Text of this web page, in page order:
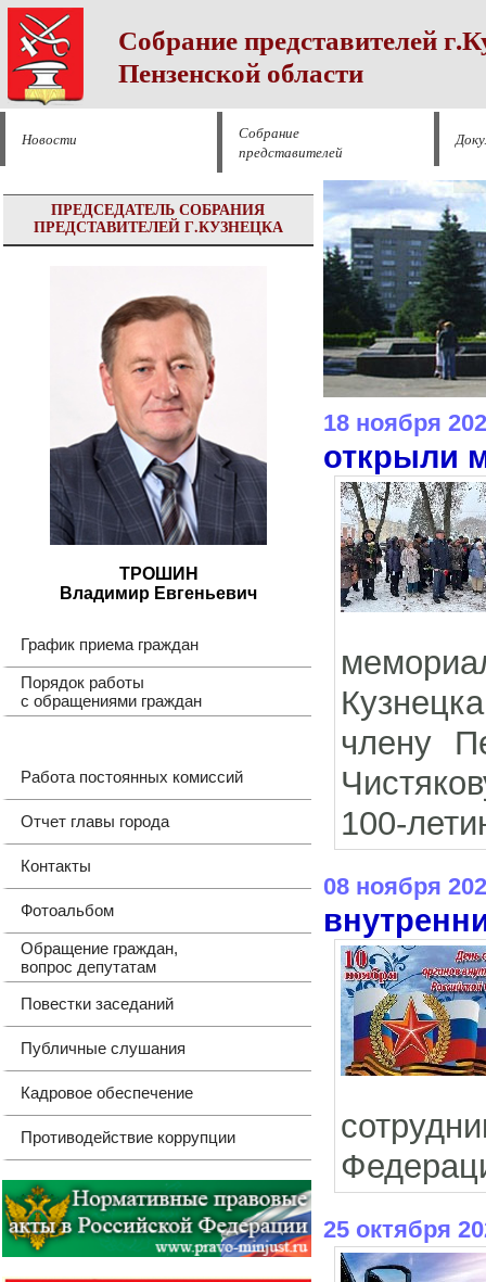
Собрание представителей
Пензенской области
Новости
Собрание
представителей
ПРЕДСЕДАТЕЛЬ СОБРАНИЯ
ПРЕДСТАВИТЕЛЕЙ Г.КУЗНЕЦКА
ТРОШИН
Владимир Евгеньевич
График приема граждан
Порядок работы
с обращениями граждан
Работа постоянных комиссий
Отчет главы города
Контакты
Фотоальбом
Обращение граждан,
вопрос депутатам
Повестки заседаний
Публичные слушания
Кадровое обеспечение
Противодействие коррупции
18 ноября
открыли
члену
100-
08 ноября
25 октября